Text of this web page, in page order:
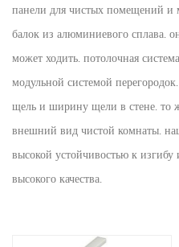
панели для чистых помещений и
балок из алюминиевого сплава.
может ходить. потолочная
модульной системой
щель и ширину щели в стене. то
внешний вид чистой комнаты.
высокой устойчивостью к
высокого качества.